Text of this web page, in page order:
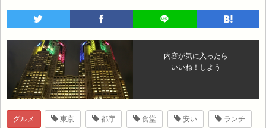
内容が気に入ったら
いいね！しよう
グルメ 東京 都庁 食堂 安い ランチ